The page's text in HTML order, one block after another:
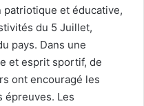
et éducative,
du 5 Juillet,
pays. Dans une
et esprit sportif, de
ont encouragé les
épreuves. Les